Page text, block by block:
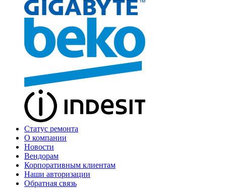
Статус ремонта
О компании
Новости
Вендорам
Корпоративным клиентам
Наши авторизации
Обратная связь